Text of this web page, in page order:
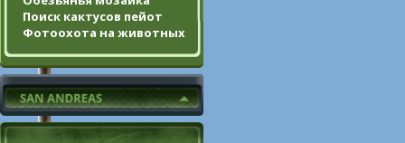
Поиск кактусов пейот
Фотоохота на животных